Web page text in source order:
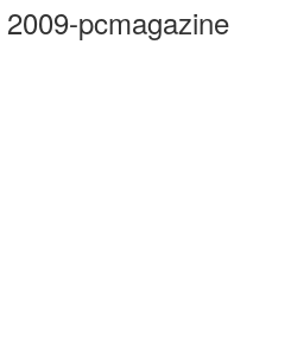
2009-pcmagazine